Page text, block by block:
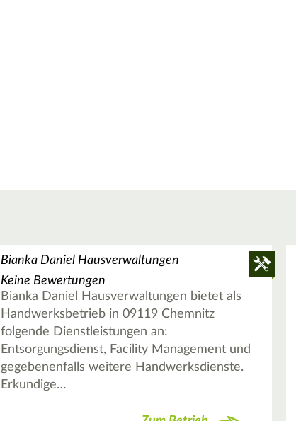
Bianka Daniel Hausverwaltungen
Keine Bewertungen
Bianka Daniel Hausverwaltungen bietet als
Handwerksbetrieb in 09119 Chemnitz
folgende Dienstleistungen an:
Entsorgungsdienst, Facility Management und
gegebenenfalls weitere Handwerksdienste.
Erkundige…